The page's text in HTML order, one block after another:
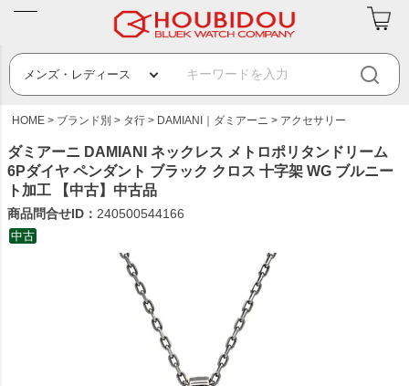
HOME ブランド別 タ行 DAMIANI｜ダミアーニ アクセサリー
ダミアーニ DAMIANI ネックレス メトロポリタンドリーム
6Pダイヤ ペンダント ブラック クロス 十字架 WG ブルニー
ト加工 【中古】中古品
商品問合せID： 240500544166
中古